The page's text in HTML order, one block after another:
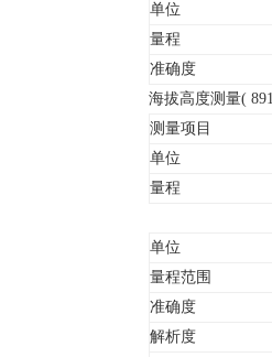
单位
量程
准确度
海拔高度测量(
测量项目
单位
量程
单位
量程范围
准确度
解析度